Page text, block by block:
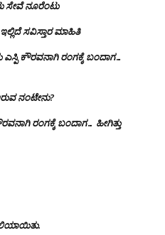
ಸೇವೆ ನೂರೆಂಟು
ಸವಿಸ್ತಾರ ಮಾಹಿತಿ
ಎಸ್ಪಿ ಕೌರವನಾಗಿ ರಂಗಕ್ಕೆ ಬಂದಾಗ…
ನಂಟೇನು?
ರಂಗಕ್ಕೆ ಬಂದಾಗ… ಹೀಗಿತ್ತು